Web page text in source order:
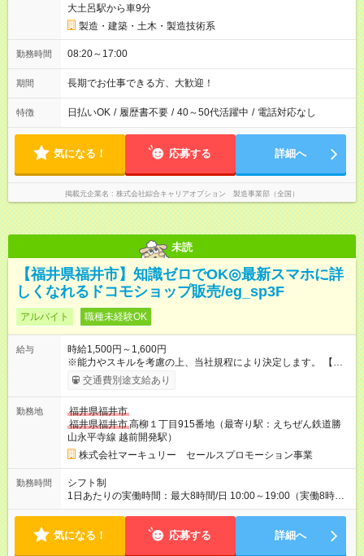
大土呂駅から車9分
製造・建築・土木・製造技術系
勤務時間 08:20～17:00
期間 長期でお仕事できる方、大歓迎！
特徴 日払いOK / 履歴書不要 / 40～50代活躍中 / 電話対応なし
気になる！ 応募する 詳細へ
掲載元企業名 株式会社綜合キャリアオプション 製造事業部（全国）
未読
【福井県福井市】知識ゼロでOK◎最新スマホに詳
しくなれるドコモショップ販売/eg_sp3F
アルバイト 職種未経験OK
給与
時給1,500円～1,600円
※能力やスキルを考慮の上、当社規程により決定します。 【試
用期間】試用期間あり 試用期間の長さ：3ヶ月 雇用形態、給与
は本採用時と同じです。
交通費別途支給あり
勤務地
福井県福井市
福井県福井市高柳１丁目915番地（最寄り駅：えちぜん鉄道勝
山永平寺線 越前開発駅）
株式会社マーキュリー セールスプロモーション事業
勤務時間
シフト制
1日あたりの実働時間：最大8時間/日 10:00～19:00（実働8時間
／休憩1時間） ※シフト制・週5日勤務
気になる！ 応募する 詳細へ